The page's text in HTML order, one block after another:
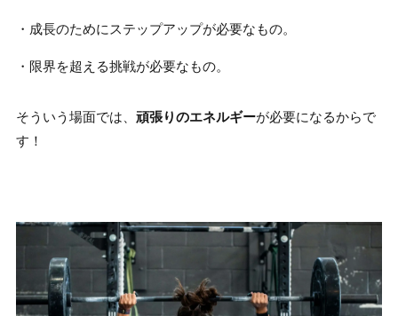
・成長のためにステップアップが必要なもの。
・限界を超える挑戦が必要なもの。
そういう場面では、 頑張りのエネルギーが必要になるからで
す！